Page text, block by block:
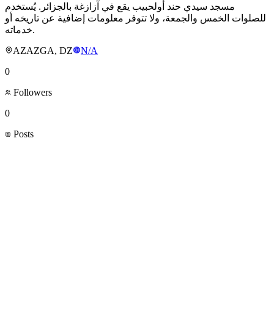
مسجد سيدي حند أولحبيب يقع في آزازغة بالجزائر. يُستخدم
للصلوات الخمس والجمعة، ولا تتوفر معلومات إضافية عن تاريخه أو
خدماته.
AZAZGA, DZ
N/A
0
Followers
0
Posts